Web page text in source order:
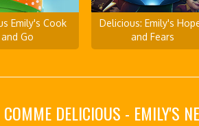
Emily's Cook
and Go
Delicious: Emily's
and Fears
DELICIOUS - EMILY'S